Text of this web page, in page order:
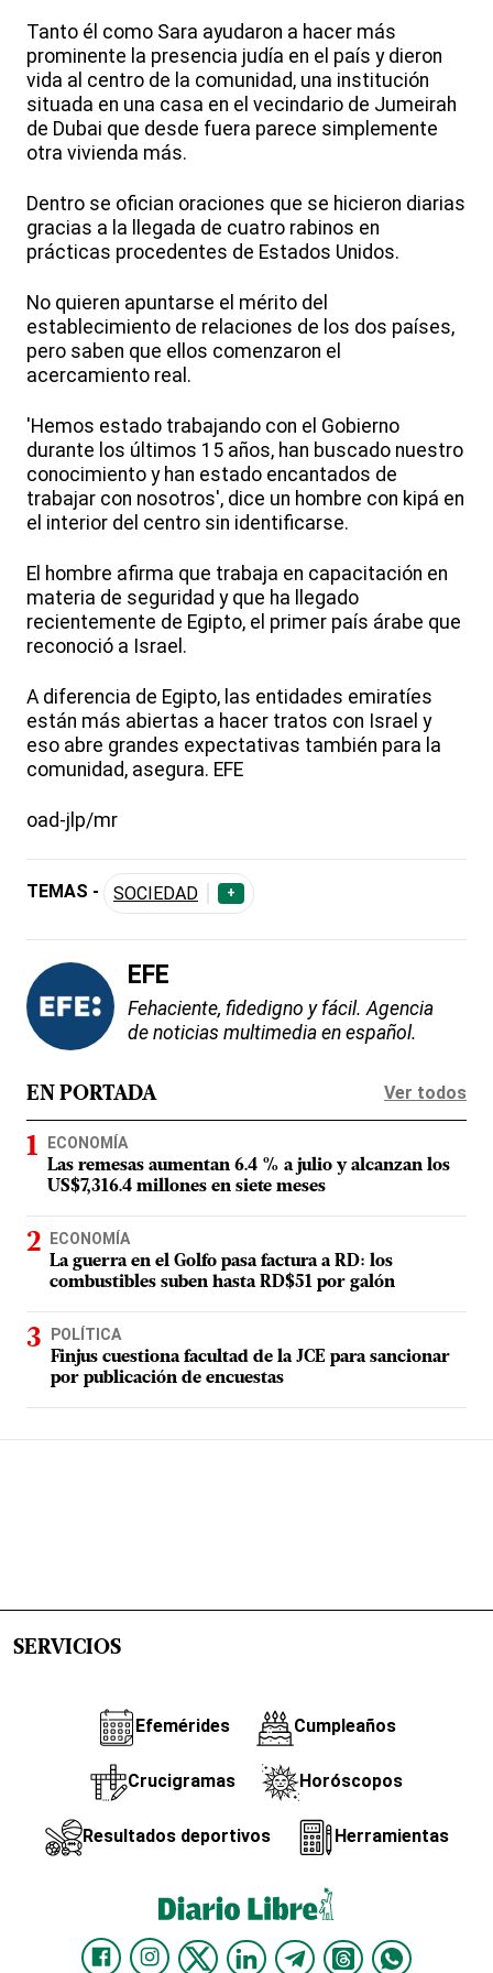
Tanto él como Sara ayudaron a hacer más
prominente la presencia judía en el país y dieron
vida al centro de la comunidad, una institución
situada en una casa en el vecindario de Jumeirah
de Dubai que desde fuera parece simplemente
otra vivienda más.
Dentro se ofician oraciones que se hicieron diarias
gracias a la llegada de cuatro rabinos en
prácticas procedentes de Estados Unidos.
No quieren apuntarse el mérito del
establecimiento de relaciones de los dos países,
pero saben que ellos comenzaron el
acercamiento real.
'Hemos estado trabajando con el Gobierno
durante los últimos 15 años, han buscado nuestro
conocimiento y han estado encantados de
trabajar con nosotros', dice un hombre con kipá en
el interior del centro sin identificarse.
El hombre afirma que trabaja en capacitación en
materia de seguridad y que ha llegado
recientemente de Egipto, el primer país árabe que
reconoció a Israel.
A diferencia de Egipto, las entidades emiratíes
están más abiertas a hacer tratos con Israel y
eso abre grandes expectativas también para la
comunidad, asegura. EFE
oad-jlp/mr
TEMAS - SOCIEDAD +
EFE
Fehaciente, fidedigno y fácil. Agencia
de noticias multimedia en español.
EN PORTADA Ver todos
ECONOMÍA
Las remesas aumentan 6.4 % a julio y alcanzan los
US$7,316.4 millones en siete meses
ECONOMÍA
La guerra en el Golfo pasa factura a RD: los
combustibles suben hasta RD$51 por galón
POLÍTICA
Finjus cuestiona facultad de la JCE para sancionar
por publicación de encuestas
SERVICIOS
Efemérides Cumpleaños
Crucigramas Horóscopos
Resultados deportivos Herramientas